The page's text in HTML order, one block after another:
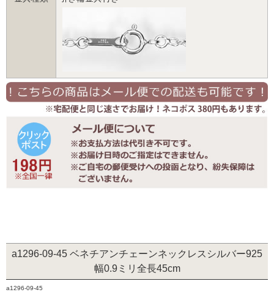
a1296-09-45 ベネチアンチェーンネックレスシルバー925
幅0.9ミリ全長45cm
a1296-09-45